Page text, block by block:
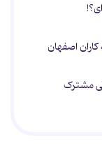
کاران اصفهان
مشترک